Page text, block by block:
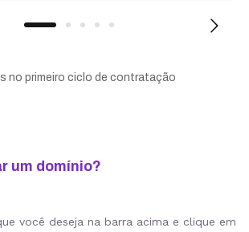
no primeiro ciclo de contratação
um domínio?
você deseja na barra acima e clique em